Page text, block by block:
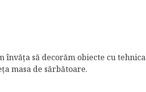
învăța să decorăm obiecte cu tehnica
masa de sărbătoare.